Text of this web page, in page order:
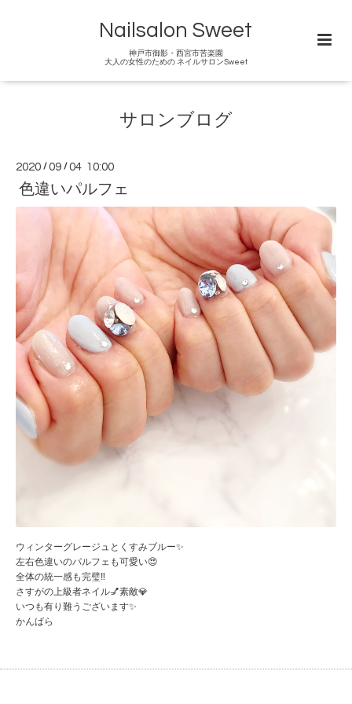
Nailsalon Sweet
神戸市御影・西宮市苦楽園
大人の女性のための ネイルサロンSweet
サロンブログ
2020 /09 /04 10:00
色違いパルフェ
ウィンターグレージュとくすみブルー✨
左右色違いのパルフェも可愛い😍
全体の統一感も完璧‼️
さすがの上級者ネイル💅素敵💎
いつも有り難うございます✨
かんばら